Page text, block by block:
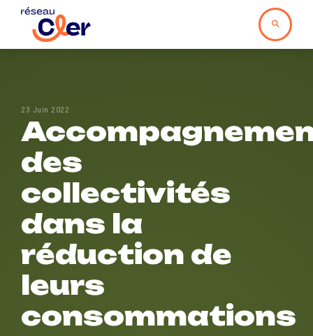
23 Juin 2022
des
collectivités
dans la
réduction de
leurs
consommations